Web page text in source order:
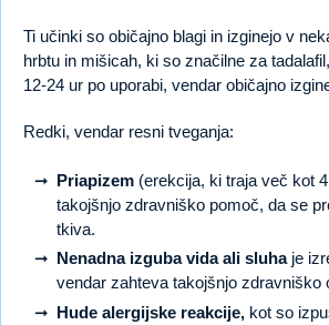
Ti učinki so običajno blagi in izginejo v
hrbtu in mišicah, ki so značilne za
12-24 ur po uporabi, vendar običajno
Redki, vendar resni tveganja:
Priapizem (erekcija, ki traja več kot
takojšnjo zdravniško pomoč, da se
tkiva.
Nenadna izguba vida ali sluhaje
vendar zahteva takojšnjo zdravniško
Hude alergijske reakcije, kot so